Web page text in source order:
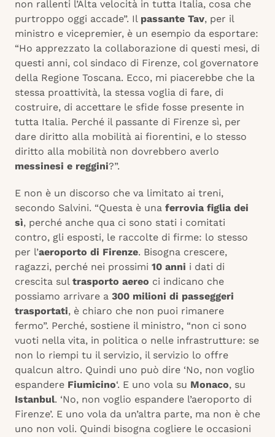
non rallenti l’Alta velocità in tutta Italia, cosa che
purtroppo oggi accade”. Il passante Tav, per il
ministro e vicepremier, è un esempio da esportare:
“Ho apprezzato la collaborazione di questi mesi, di
questi anni, col sindaco di Firenze, col governatore
della Regione Toscana. Ecco, mi piacerebbe che la
stessa proattività, la stessa voglia di fare, di
costruire, di accettare le sfide fosse presente in
tutta Italia. Perché il passante di Firenze sì, per
dare diritto alla mobilità ai fiorentini, e lo stesso
diritto alla mobilità non dovrebbero averlo
messinesi e reggini?”.
E non è un discorso che va limitato ai treni,
secondo Salvini. “Questa è una ferrovia figlia dei
sì, perché anche qua ci sono stati i comitati
contro, gli esposti, le raccolte di firme: lo stesso
per l’aeroporto di Firenze. Bisogna crescere,
ragazzi, perché nei prossimi 10 anni i dati di
crescita sul trasporto aereo ci indicano che
possiamo arrivare a 300 milioni di passeggeri
trasportati, è chiaro che non puoi rimanere
fermo”. Perché, sostiene il ministro, “non ci sono
vuoti nella vita, in politica o nelle infrastrutture: se
non lo riempi tu il servizio, il servizio lo offre
qualcun altro. Quindi uno può dire ‘No, non voglio
espandere Fiumicino‘. E uno vola su Monaco, su
Istanbul. ‘No, non voglio espandere l’aeroporto di
Firenze’. E uno vola da un’altra parte, ma non è che
uno non voli. Quindi bisogna cogliere le occasioni